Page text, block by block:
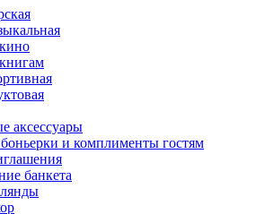
аксессуары
и комплименты гостям
банкета